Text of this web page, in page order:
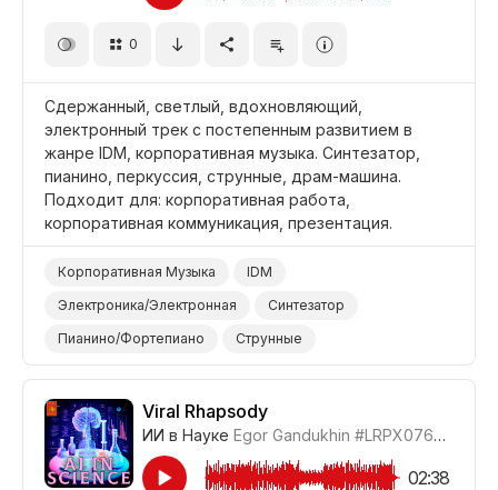
Документальный Фильм
Бизнес/Корпоративный
0
Сдержанный, светлый, вдохновляющий,
электронный трек с постепенным развитием в
жанре IDM, корпоративная музыка. Синтезатор,
пианино, перкуссия, струнные, драм-машина.
Подходит для: корпоративная работа,
корпоративная коммуникация, презентация.
Корпоративная Музыка
IDM
Электроника/Электронная
Синтезатор
Пианино/Фортепиано
Струнные
Электронные Барабаны
Барабаны и Перкуссия
Вдохновляющий
Мирный
Корпоративная Работа
Корпоративная Связь/Коммуникация
Viral Rhapsody
ИИ в Науке Egor Gandukhin #LRPX0766_11
02:38